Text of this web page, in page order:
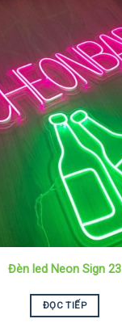
Đèn led Neon Sign 23
ĐỌC TIẾP